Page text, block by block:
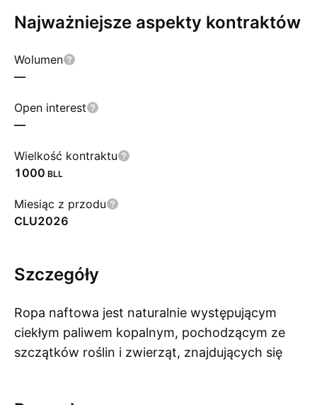
Najważniejsze aspekty kontraktów
Wolumen
—
Open interest
—
Wielkość kontraktu
1000 BLL
Miesiąc z przodu
CLU2026
Szczegóły
Ropa naftowa jest naturalnie występującym
ciekłym paliwem kopalnym, pochodzącym ze
szczątków roślin i zwierząt, znajdujących się